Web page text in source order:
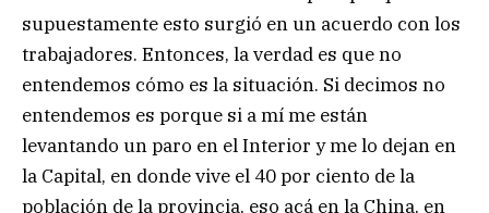
supuestamente esto surgió en un acuerdo con los
trabajadores. Entonces, la verdad es que no
entendemos cómo es la situación. Si decimos no
entendemos es porque si a mí me están
levantando un paro en el Interior y me lo dejan en
la Capital, en donde vive el 40 por ciento de la
población de la provincia, eso acá en la China, en